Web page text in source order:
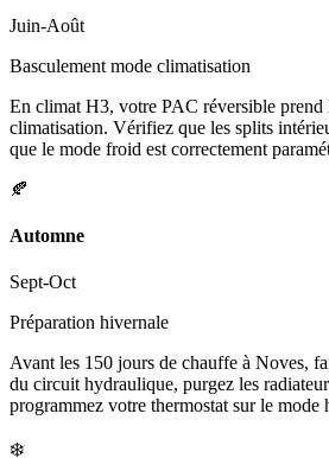
Juin-Août
Basculement mode climatisation
En climat H3, votre PAC réversible prend
climatisation. Vérifiez que les splits
que le mode froid est correctement
🍂
Automne
Sept-Oct
Préparation hivernale
Avant les 150 jours de chauffe à Noves,
du circuit hydraulique, purgez les
programmez votre thermostat sur le mode
❄️